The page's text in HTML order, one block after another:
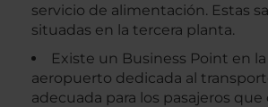
servicio de alimentación. Estas
situadas en la tercera planta.
Existe un Business Point en
aeropuerto dedicada al
adecuada para los pasajeros